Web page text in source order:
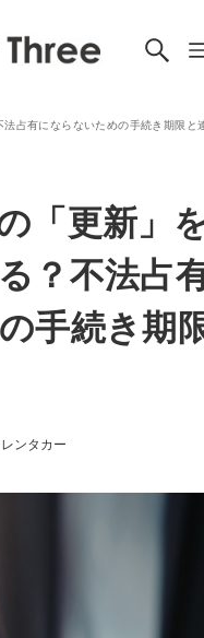
「更新」
？不法占
手続き期
レンタカー